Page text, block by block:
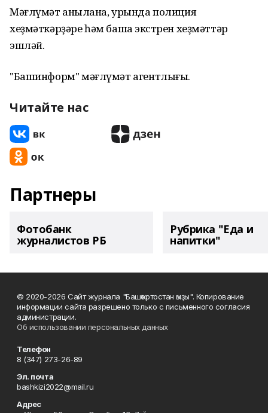
Мәғлүмәт аныҡлана, урында полиция
хеҙмәткәрҙәре һәм башҡа экстрен хеҙмәттәр
эшләй.
"Башинформ" мәғлүмәт агентлығы.
Читайте нас
Партнеры
Фотобанк
журналистов РБ
Рубрика "Еда и
напитки"
© 2020-2026 Сайт журнала "Башҡортостан ҡыҙы". Копирование
информации сайта разрешено только с письменного согласия
администрации.
Об использовании персональных данных
Телефон
8 (347) 273-26-89
Эл. почта
bashkizi2022@mail.ru
Адрес